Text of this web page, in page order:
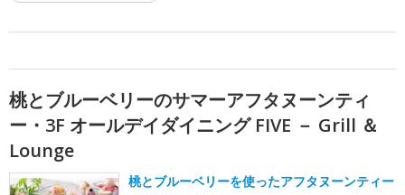
桃とブルーベリーのサマーアフタヌーンティ
ー・3F オールデイダイニング FIVE － Grill ＆
Lounge
桃とブルーベリーを使ったアフタヌーンティー